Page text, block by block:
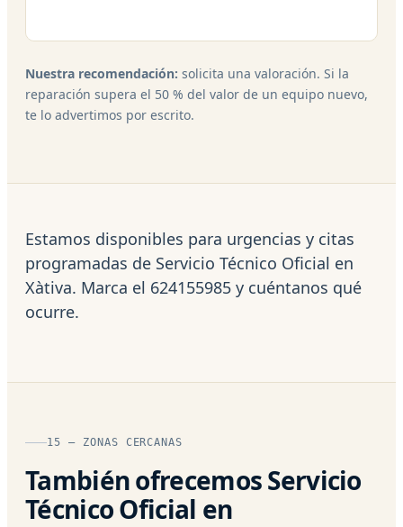
Nuestra recomendación: solicita una valoración. Si la
reparación supera el 50 % del valor de un equipo nuevo,
te lo advertimos por escrito.
Estamos disponibles para urgencias y citas
programadas de Servicio Técnico Oficial en
Xàtiva. Marca el 624155985 y cuéntanos qué
ocurre.
15 — ZONAS CERCANAS
También ofrecemos Servicio
Técnico Oficial en